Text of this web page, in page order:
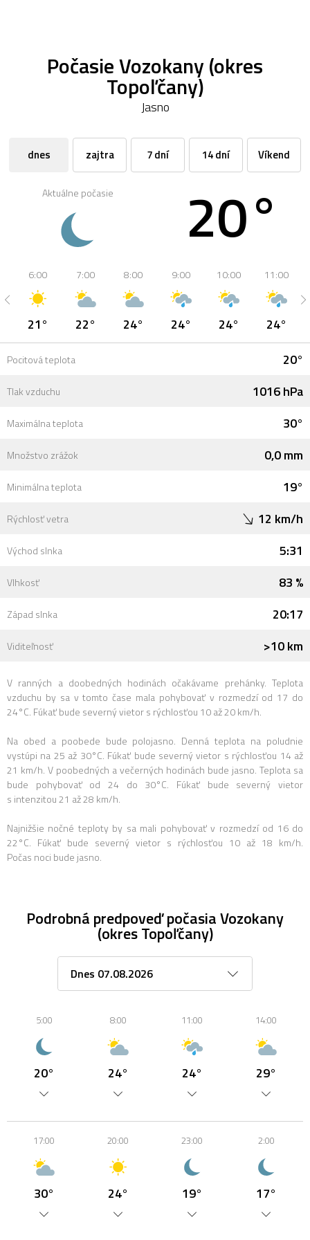
Počasie Vozokany (okres
Topoľčany)
Jasno
dnes zajtra 7 dní 14 dní Víkend
Aktuálne počasie 20°
6:00
21°
7:00
22°
8:00
24°
9:00
24°
10:00
24°
11:00
24°
Pocitová teplota 20°
Tlak vzduchu 1016 hPa
Maximálna teplota 30°
Množstvo zrážok 0,0 mm
Minimálna teplota 19°
Rýchlosť vetra 12 km/h
Východ slnka 5:31
Vlhkosť 83 %
Západ slnka 20:17
Viditeľnosť >10 km
V ranných a doobedných hodinách očakávame prehánky. Teplota
vzduchu by sa v tomto čase mala pohybovať v rozmedzí od 17 do
24°C. Fúkať bude severný vietor s rýchlosťou 10 až 20 km/h.
Na obed a poobede bude polojasno. Denná teplota na poludnie
vystúpi na 25 až 30°C. Fúkať bude severný vietor s rýchlosťou 14 až
21 km/h. V poobedných a večerných hodinách bude jasno. Teplota sa
bude pohybovať od 24 do 30°C. Fúkať bude severný vietor
s intenzitou 21 až 28 km/h.
Najnižšie nočné teploty by sa mali pohybovať v rozmedzí od 16 do
22°C. Fúkať bude severný vietor s rýchlosťou 10 až 18 km/h.
Počas noci bude jasno.
Podrobná predpoveď počasia Vozokany
(okres Topoľčany)
5:00
20°
8:00
24°
11:00
24°
14:00
29°
17:00
30°
20:00
24°
23:00
19°
2:00
17°